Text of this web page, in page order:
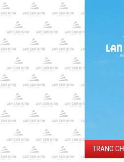
TRANG